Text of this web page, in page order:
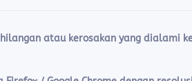
atau kerosakan yang dialami